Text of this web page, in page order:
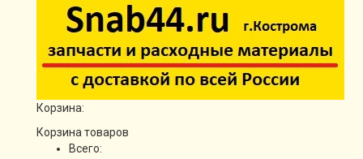
Корзина:
Корзина товаров
Всего: